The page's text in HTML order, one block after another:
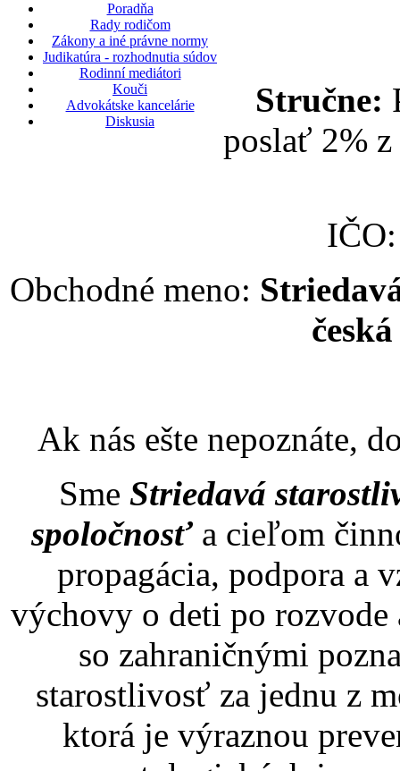
Poradňa
Rady rodičom
Zákony a iné právne normy
Judikatúra - rozhodnutia súdov
Rodinní mediátori
Kouči
Advokátske kancelárie
Diskusia
Stručne:
poslať 2% z
Obchodné meno:
Ak nás ešte nepoznáte,
Sme Striedavá
spoločnosťa cieľom
propagácia, podpora a
výchovy o deti po rozvode
so zahraničnými
starostlivosť za jednu z
ktorá je výraznou